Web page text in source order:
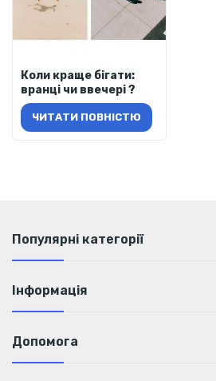
Коли краще бігати:
вранці чи ввечері ?
ЧИТАТИ ПОВНІСТЮ
Популярні категорії
Інформація
Допомога